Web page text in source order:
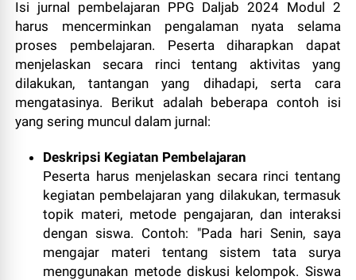
Isi jurnal pembelajaran PPG Daljab 2024 Modul 2
harus mencerminkan pengalaman nyata selama
proses pembelajaran. Peserta diharapkan dapat
menjelaskan secara rinci tentang aktivitas yang
dilakukan, tantangan yang dihadapi, serta cara
mengatasinya. Berikut adalah beberapa contoh isi
yang sering muncul dalam jurnal:
Deskripsi Kegiatan Pembelajaran
Peserta harus menjelaskan secara rinci tentang
kegiatan pembelajaran yang dilakukan, termasuk
topik materi, metode pengajaran, dan interaksi
dengan siswa. Contoh: "Pada hari Senin, saya
mengajar materi tentang sistem tata surya
menggunakan metode diskusi kelompok. Siswa